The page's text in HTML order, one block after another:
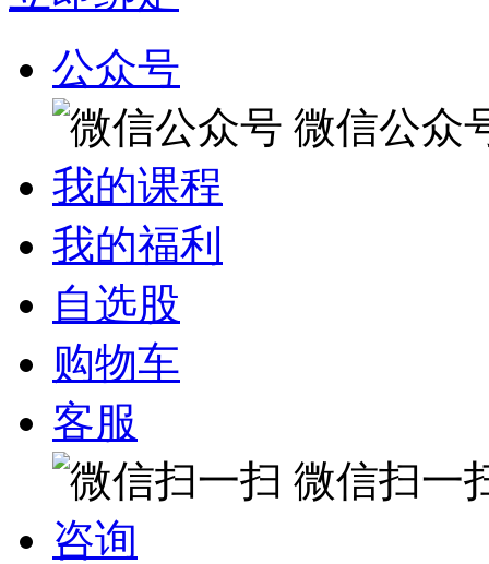
公众号
微信公众
我的课程
我的福利
自选股
购物车
客服
微信扫一
咨询